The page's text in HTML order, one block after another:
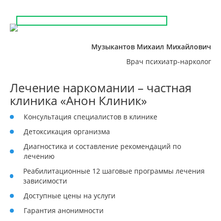
Лечение наркомании – частная
клиника «Анон Клиник»
Консультация специалистов в клинике
Детоксикация организма
Диагностика и составление рекомендаций по
лечению
Реабилитационные 12 шаговые программы лечения
зависимости
Доступные цены на услуги
Гарантия анонимности
Музыкантов Михаил Михайлович
Врач психиатр-нарколог